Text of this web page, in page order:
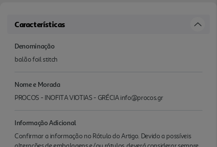
Características
Denominação
balão foil stitch
Nome e Morada
PROCOS - INOFITA VIOTIAS - GRÉCIA info@procos.gr
Informação Adicional
Confirmar a informação no Rótulo do Artigo. Devido a possíveis